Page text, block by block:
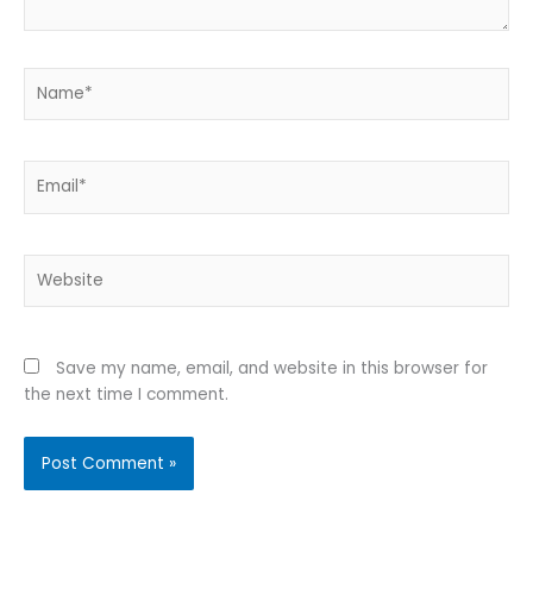
Save my name, email, and website in this browser for
the next time I comment.